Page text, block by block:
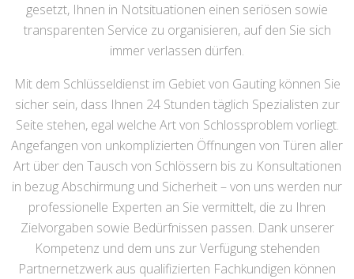
gesetzt, Ihnen in Notsituationen einen seriösen sowie
transparenten Service zu organisieren, auf den Sie sich
immer verlassen dürfen.
Mit dem Schlüsseldienst im Gebiet von Gauting können Sie
sicher sein, dass Ihnen 24 Stunden täglich Spezialisten zur
Seite stehen, egal welche Art von Schlossproblem vorliegt.
Angefangen von unkomplizierten Öffnungen von Türen aller
Art über den Tausch von Schlössern bis zu Konsultationen
in bezug Abschirmung und Sicherheit – von uns werden nur
professionelle Experten an Sie vermittelt, die zu Ihren
Zielvorgaben sowie Bedürfnissen passen. Dank unserer
Kompetenz und dem uns zur Verfügung stehenden
Partnernetzwerk aus qualifizierten Fachkundigen können